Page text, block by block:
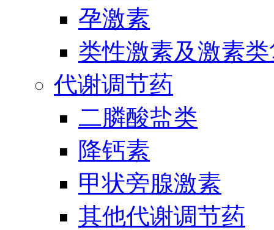
孕激素
类性激素及激素
代谢调节药
二膦酸盐类
降钙素
甲状旁腺激素
其他代谢调节药